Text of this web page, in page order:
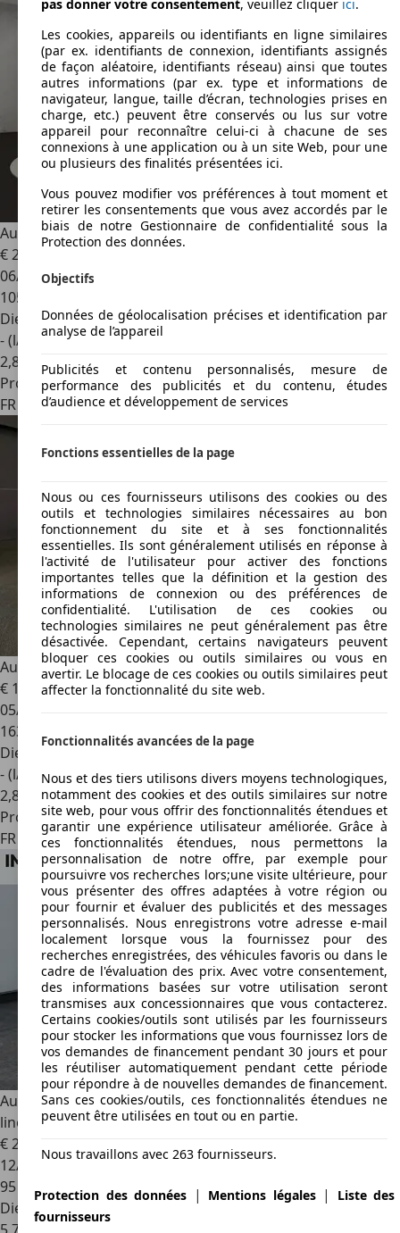
Audi A640 TDI 150(204) kW(PS) S tronic
€ 24 000
06/2020
105 491 km
Diesel
- (l/100 km)
2,8
Professionnel
FR 75006Paris
Audi A6AVANT 2.0 tdi c7 190 cv S-tronic 7 garantie 12 mois -
€ 17 990
05/2014
163 000 km
Diesel
- (l/100 km)
2,8
Professionnel
FR 54580 Moineville
Audi A6Avant 2.0 40 TDI - 204 - BV S-tronic AVANT BREAK S
line / SUIVI / GARANTIE
€ 26 490
12/2018
95 000 km
Diesel
pas donner votre consentement, veuillez cliquer ici.
Les cookies, appareils ou identifiants en ligne similaires
(par ex. identifiants de connexion, identifiants assignés
de façon aléatoire, identifiants réseau) ainsi que toutes
autres informations (par ex. type et informations de
navigateur, langue, taille d’écran, technologies prises en
charge, etc.) peuvent être conservés ou lus sur votre
appareil pour reconnaître celui-ci à chacune de ses
connexions à une application ou à un site Web, pour une
ou plusieurs des finalités présentées ici.
Vous pouvez modifier vos préférences à tout moment et
retirer les consentements que vous avez accordés par le
biais de notre Gestionnaire de confidentialité sous la
Protection des données.
Objectifs
Données de géolocalisation précises et identification par
analyse de l’appareil
Publicités et contenu personnalisés, mesure de
performance des publicités et du contenu, études
d’audience et développement de services
Fonctions essentielles de la page
Nous ou ces fournisseurs utilisons des cookies ou des
outils et technologies similaires nécessaires au bon
fonctionnement du site et à ses fonctionnalités
essentielles. Ils sont généralement utilisés en réponse à
l'activité de l'utilisateur pour activer des fonctions
importantes telles que la définition et la gestion des
informations de connexion ou des préférences de
confidentialité. L'utilisation de ces cookies ou
technologies similaires ne peut généralement pas être
désactivée. Cependant, certains navigateurs peuvent
bloquer ces cookies ou outils similaires ou vous en
avertir. Le blocage de ces cookies ou outils similaires peut
affecter la fonctionnalité du site web.
Fonctionnalités avancées de la page
Nous et des tiers utilisons divers moyens technologiques,
notamment des cookies et des outils similaires sur notre
site web, pour vous offrir des fonctionnalités étendues et
garantir une expérience utilisateur améliorée. Grâce à
ces fonctionnalités étendues, nous permettons la
personnalisation de notre offre, par exemple pour
poursuivre vos recherches lors;une visite ultérieure, pour
vous présenter des offres adaptées à votre région ou
pour fournir et évaluer des publicités et des messages
personnalisés. Nous enregistrons votre adresse e-mail
localement lorsque vous la fournissez pour des
recherches enregistrées, des véhicules favoris ou dans le
cadre de l'évaluation des prix. Avec votre consentement,
des informations basées sur votre utilisation seront
transmises aux concessionnaires que vous contacterez.
Certains cookies/outils sont utilisés par les fournisseurs
pour stocker les informations que vous fournissez lors de
vos demandes de financement pendant 30 jours et pour
les réutiliser automatiquement pendant cette période
pour répondre à de nouvelles demandes de financement.
Sans ces cookies/outils, ces fonctionnalités étendues ne
peuvent être utilisées en tout ou en partie.
Nous travaillons avec 263 fournisseurs.
Protection des données | Mentions légales|
Liste des
fournisseurs